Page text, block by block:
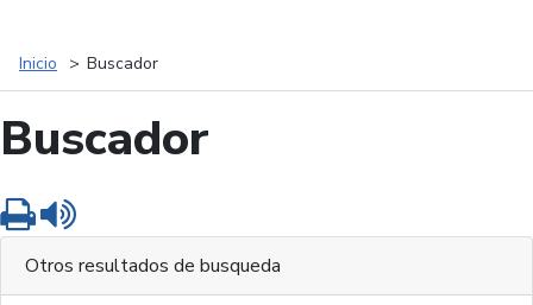
Inicio Buscador
Buscador
Imprimir
Otros resultados de busqueda